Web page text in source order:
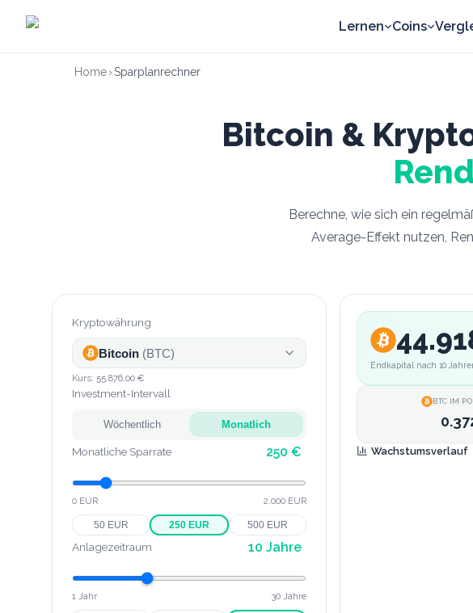
Lernen
Coins
Home›Sparplanrechner
Bitcoin &
Berechne, wie sich ein regelm
Average-Effekt nutzen,
Kryptowährung
Bitcoin (BTC)
Kurs: 55.876,00 €
Investment-Intervall
Wöchentlich Monatlich
Monatliche Sparrate 250 €
0 EUR 2.000 EUR
50EUR 250 EUR 500 EUR
Anlagezeitraum 10 Jahre
1 Jahr 30 Jahre
Endkapital nach 10
BTC IM
Wachstumsverlauf